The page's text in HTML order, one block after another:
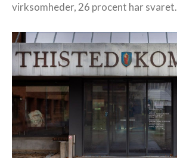
virksomheder, 26 procent har svaret.